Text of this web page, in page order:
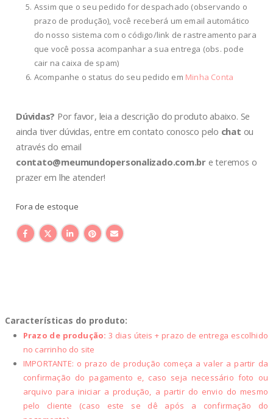
Assim que o seu pedido for despachado (observando o
prazo de produção), você receberá um email automático
do nosso sistema com o código/link de rastreamento para
que você possa acompanhar a sua entrega (obs. pode
cair na caixa de spam)
Acompanhe o status do seu pedido em Minha Conta
Dúvidas? Por favor, leia a descrição do produto abaixo. Se
ainda tiver dúvidas, entre em contato conosco pelo chat ou
através do email
contato@meumundopersonalizado.com.br e teremos o
prazer em lhe atender!
Fora de estoque
Características do produto:
Prazo de produção:3 dias úteis + prazo de entrega escolhido
no carrinho do site
IMPORTANTE: o prazo de produção começa a valer a partir da
confirmação do pagamento e, caso seja necessário foto ou
arquivo para iniciar a produção, a partir do envio do mesmo
pelo cliente (caso este se dê após a confirmação do